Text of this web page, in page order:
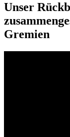
Unser
Gremien